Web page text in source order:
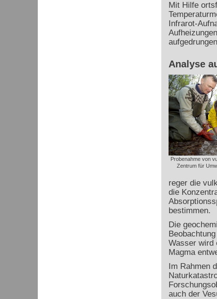
Mit Hilfe
Infrarot-
Analyse
Probenahme von
Zentrum für
reger die
die
bestimmen.
Die
Wasser wird
Magma
Im Rahmen
auch der